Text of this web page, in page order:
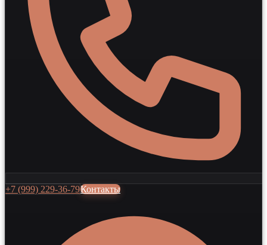
+7 (999) 229-36-79Контакты